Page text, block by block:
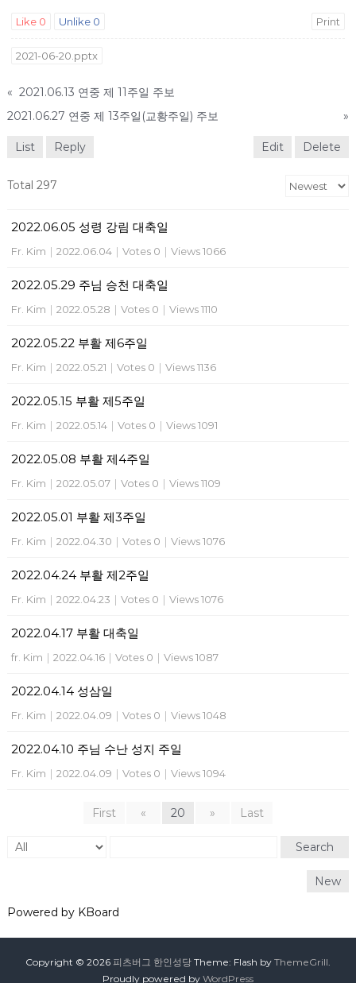
Like 0 Unlike 0 Print
2021-06-20.pptx
« 2021.06.13 연중 제 11주일 주보
2021.06.27 연중 제 13주일(교황주일) 주보
»
List Reply Edit Delete
Total 297
2022.06.05 성령 강림 대축일
Fr. Kim | 2022.06.04 | Votes 0 | Views 1066
2022.05.29 주님 승천 대축일
Fr. Kim | 2022.05.28 | Votes 0 | Views 1110
2022.05.22 부활 제6주일
Fr. Kim | 2022.05.21 | Votes 0 | Views 1136
2022.05.15 부활 제5주일
Fr. Kim | 2022.05.14 | Votes 0 | Views 1091
2022.05.08 부활 제4주일
Fr. Kim | 2022.05.07 | Votes 0 | Views 1109
2022.05.01 부활 제3주일
Fr. Kim | 2022.04.30 | Votes 0 | Views 1076
2022.04.24 부활 제2주일
Fr. Kim | 2022.04.23 | Votes 0 | Views 1076
2022.04.17 부활 대축일
fr. Kim | 2022.04.16 | Votes 0 | Views 1087
2022.04.14 성삼일
Fr. Kim | 2022.04.09 | Votes 0 | Views 1048
2022.04.10 주님 수난 성지 주일
Fr. Kim | 2022.04.09 | Votes 0 | Views 1094
First « 20 » Last
Search
New
Powered by KBoard
Copyright © 2026 피츠버그 한인성당 Theme: Flash by ThemeGrill.
Proudly powered by WordPress